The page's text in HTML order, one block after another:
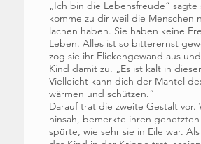
„Ich bin die Lebensfreude“ sagte
komme zu dir weil die Menschen
lachen haben. Sie haben keine
Leben. Alles ist so bitterernst
zog sie ihr Flickengewand aus
Kind damit zu. „Es ist kalt in
Vielleicht kann dich der Mantel
wärmen und schützen.“
Darauf trat die zweite Gestalt vor.
hinsah, bemerkte ihren
spürte, wie sehr sie in Eile war.